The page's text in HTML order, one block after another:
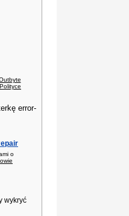
Polityce
error-
o
wykryć